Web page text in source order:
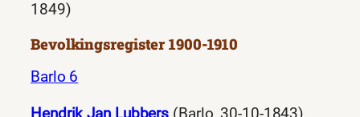
1849)
Bevolkingsregister 1900-1910
Barlo 6